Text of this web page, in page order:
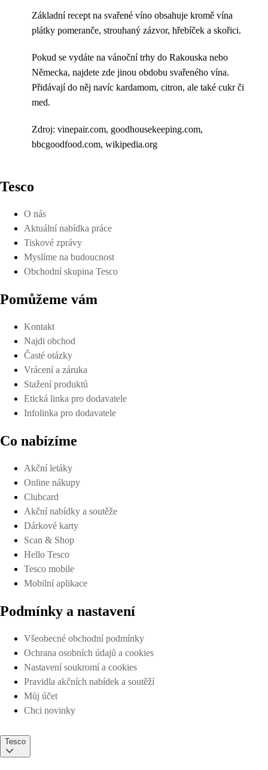
Základní recept na svařené víno obsahuje kromě vína
plátky pomeranče, strouhaný zázvor, hřebíček a skořici.
Pokud se vydáte na vánoční trhy do Rakouska nebo
Německa, najdete zde jinou obdobu svařeného vína.
Přidávají do něj navíc kardamom, citron, ale také cukr či
med.
Zdroj: vinepair.com, goodhousekeeping.com,
bbcgoodfood.com, wikipedia.org
Tesco
O nás
Aktuální nabídka práce
Tiskové zprávy
Myslíme na budoucnost
Obchodní skupina Tesco
Pomůžeme vám
Kontakt
Najdi obchod
Časté otázky
Vrácení a záruka
Stažení produktů
Etická linka pro dodavatele
Infolinka pro dodavatele
Co nabízíme
Akční letáky
Online nákupy
Clubcard
Akční nabídky a soutěže
Dárkové karty
Scan & Shop
Hello Tesco
Tesco mobile
Mobilní aplikace
Podmínky a nastavení
Všeobecné obchodní podmínky
Ochrana osobních údajů a cookies
Nastavení soukromí a cookies
Pravidla akčních nabídek a soutěží
Můj účet
Chci novinky
Tesco